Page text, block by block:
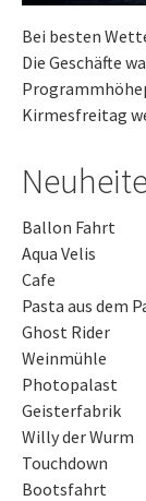
Bei besten
Die Geschäfte
Kirmesfreitag
Ballon Fahrt
Aqua Velis
Cafe
Pasta aus dem
Ghost Rider
Weinmühle
Photopalast
Geisterfabrik
Willy der Wurm
Touchdown
Bootsfahrt